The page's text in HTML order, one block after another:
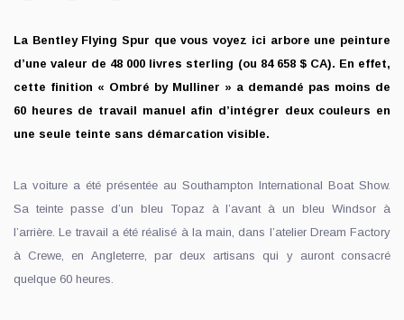
La Bentley Flying Spur que vous voyez ici arbore une peinture
d’une valeur de 48 000 livres sterling (ou 84 658 $ CA). En effet,
cette finition « Ombré by Mulliner » a demandé pas moins de
60 heures de travail manuel afin d’intégrer deux couleurs en
une seule teinte sans démarcation visible.
La voiture a été présentée au Southampton International Boat Show.
Sa teinte passe d’un bleu Topaz à l’avant à un bleu Windsor à
l’arrière. Le travail a été réalisé à la main, dans l’atelier Dream Factory
à Crewe, en Angleterre, par deux artisans qui y auront consacré
quelque 60 heures.